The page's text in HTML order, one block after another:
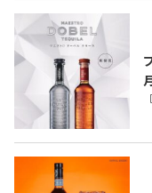
メキシコ料理
メキシコの記念日
イベント一覧
お問合せ